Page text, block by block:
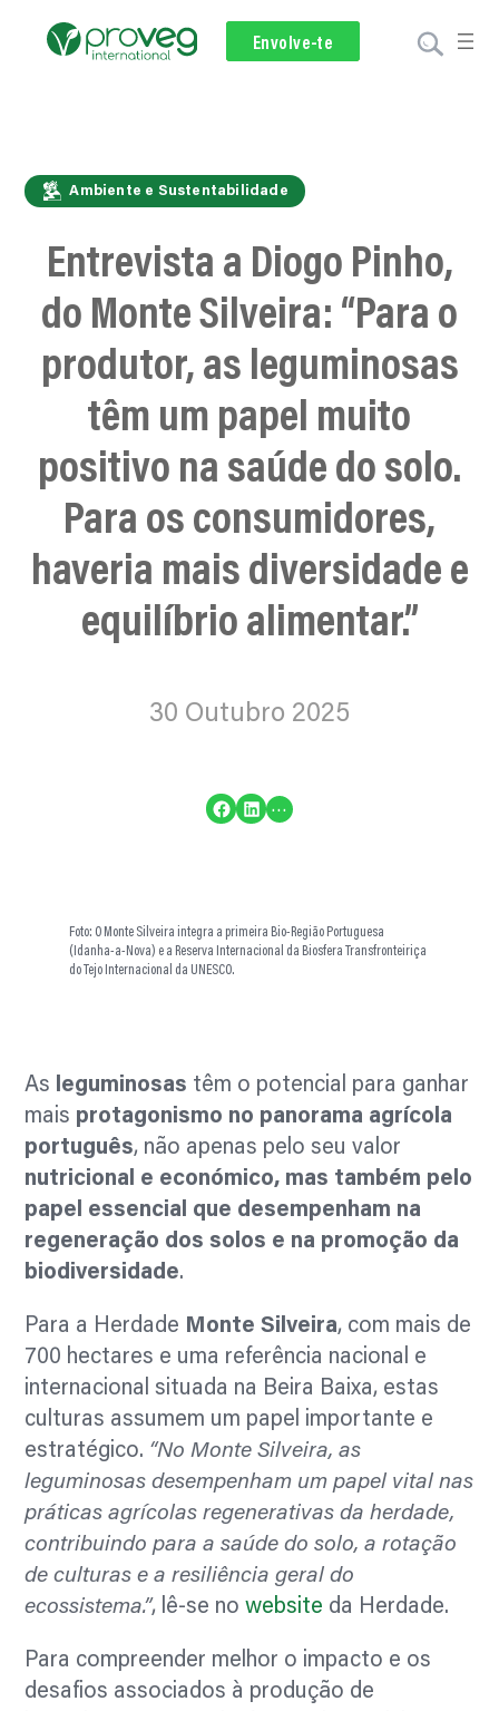
Envolve-te
Membros
Subscreve
Doar
Ambiente e Sustentabilidade
Entrevista a Diogo Pinho,
do Monte Silveira: “Para o
produtor, as leguminosas
têm um papel muito
positivo na saúde do solo.
Para os consumidores,
haveria mais diversidade e
equilíbrio alimentar.”
30 Outubro 2025
Share on Facebook Share on LinkedIn …
Foto: O Monte Silveira integra a primeira Bio-Região Portuguesa
(Idanha-a-Nova) e a Reserva Internacional da Biosfera Transfronteiriça
do Tejo Internacional da UNESCO.
As leguminosas têm o potencial para ganhar
mais protagonismo no panorama agrícola
português, não apenas pelo seu valor
nutricional e económico, mas também pelo
papel essencial que desempenham na
regeneração dos solos e na promoção da
biodiversidade.
Para a Herdade Monte Silveira, com mais de
700 hectares e uma referência nacional e
internacional situada na Beira Baixa, estas
culturas assumem um papel importante e
estratégico. “No Monte Silveira, as
leguminosas desempenham um papel vital nas
práticas agrícolas regenerativas da herdade,
contribuindo para a saúde do solo, a rotação
de culturas e a resiliência geral do
ecossistema.”, lê-se nowebsite da Herdade.
Para compreender melhor o impacto e os
desafios associados à produção de